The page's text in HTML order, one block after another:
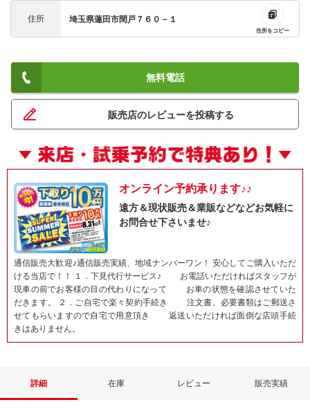
住所 埼玉県蓮田市閏戸７６０－１
住所をコピー
無料電話
販売店のレビューを投稿する
オンライン予約承ります♪♪
遠方＆現状販売＆業販などなどお気軽に
お問合せ下さいませ♪
通信販売大歓迎♪通信販売実績、地域ナンバーワン！ 安心してご購入いただ
ける当店で！！ １．下見代行サービス♪ お電話いただければスタッフが
現車の前でお客様の目の代わりになって お車の状態を確認させていた
だきます。 ２．ご自宅で楽々契約手続き 注文書、必要書類はご郵送さ
せてもらいますので自宅で用意頂き 返送いただければ面倒な店頭手続
きはありません。
詳細 在庫 レビュー 販売実績